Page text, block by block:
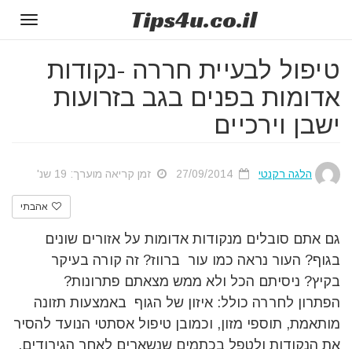
Tips4u.co.il
טיפול לבעיית חררה -נקודות
אדומות בפנים בגב בזרועות
ישבן וירכיים
הלגה רקנטי זמן קריאה מוערך: 19 שנ'
אהבתי
גם אתם סובלים מנקודות אדומות על אזורים שונים
בגוף? העור נראה כמו עור ברווז? זה קורה בעיקר
בקיץ? ניסיתם הכל ולא ממש מצאתם פתרונות?
הפתרון לחררה כולל: איזון של הגוף באמצעות תזונה
מותאמת, תוספי מזון, וכמובן טיפול אסתטי הנועד להסיר
את הנקודות ולטפל בכתמים שנשארים לאחר הגירודים.